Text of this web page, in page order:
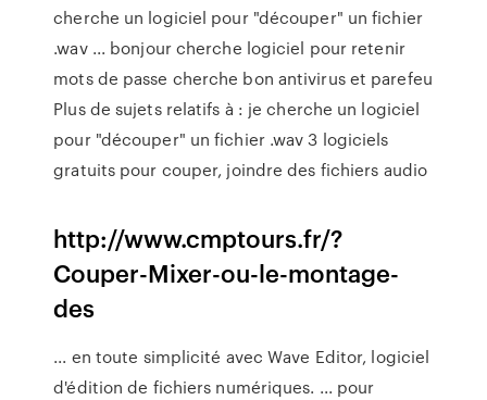
cherche un logiciel pour "découper" un fichier
.wav ... bonjour cherche logiciel pour retenir
mots de passe cherche bon antivirus et parefeu
Plus de sujets relatifs à : je cherche un logiciel
pour "découper" un fichier .wav 3 logiciels
gratuits pour couper, joindre des fichiers audio
http://www.cmptours.fr/?
Couper-Mixer-ou-le-montage-
des
... en toute simplicité avec Wave Editor, logiciel
d'édition de fichiers numériques. ... pour